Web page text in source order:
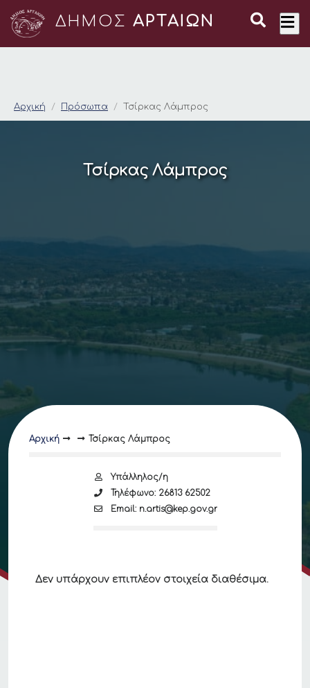
ΔΗΜΟΣ ΑΡΤΑΙΩΝ
Τσίρκας Λάμπρος
Αρχική Πρόσωπα Τσίρκας Λάμπρος
Τσίρκας Λάμπρος
Αρχική Τσίρκας Λάμπρος
Υπάλληλος/η
Τηλέφωνο: 26813 62502
Email: n.artis@kep.gov.gr
Δεν υπάρχουν επιπλέον στοιχεία διαθέσιμα.